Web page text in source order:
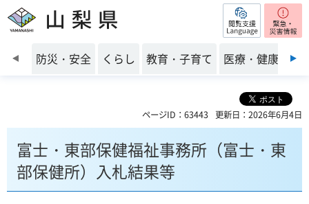
山梨県 閲覧支援
前のスライドを表示
防災・安全 くらし 教育・子育て 医療・健康・福
ページID：63443 更新日：2026年6月4日
富士・東部保健福祉事務所（富士・東
部保健所）入札結果等